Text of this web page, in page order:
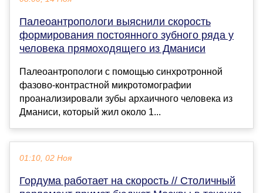
Палеоантропологи выяснили скорость
формирования постоянного зубного ряда у
человека прямоходящего из Дманиси
Палеоантропологи с помощью синхротронной
фазово-контрастной микротомографии
проанализировали зубы архаичного человека из
Дманиси, который жил около 1...
01:10, 02 Ноя
Гордума работает на скорость // Столичный